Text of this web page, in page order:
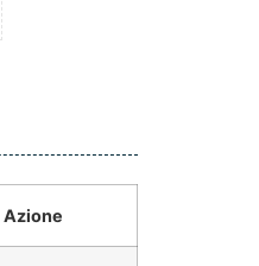
Azione